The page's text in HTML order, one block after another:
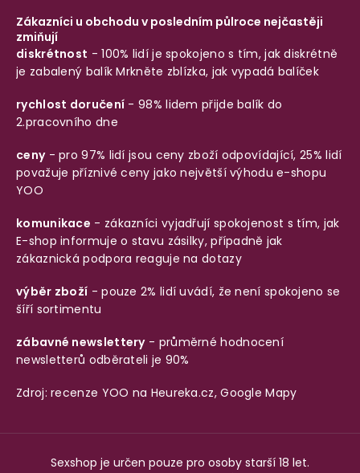
Zákazníci u obchodu v posledním půlroce nejčastěji
zmiňují
diskrétnost - 100% lidí je spokojeno s tím, jak diskrétně
je zabalený balíkMrkněte zblízka, jak vypadá balíček
rychlost doručení - 98% lidem přijde balík do
2.pracovního dne
ceny- pro 97% lidí jsou ceny zboží odpovídající, 25% lidí
považuje příznivé ceny jako největší výhodu e-shopu
YOO
komunikace - zákazníci vyjadřují spokojenost s tím, jak
E-shop informuje o stavu zásilky, případně jak
zákaznická podpora reaguje na dotazy
výběr zboží - pouze 2% lidí uvádí, že není spokojeno se
šíří sortimentu
zábavné newslettery- průměrné hodnocení
newsletterů odběrateli je 90%
Zdroj: recenze YOO na Heureka.cz,Google Mapy
Sexshop je určen pouze pro osoby starší 18 let.